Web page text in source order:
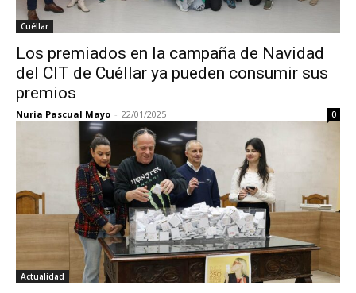
Cuéllar
Los premiados en la campaña de Navidad
del CIT de Cuéllar ya pueden consumir sus
premios
Nuria Pascual Mayo - 22/01/2025 0
Actualidad